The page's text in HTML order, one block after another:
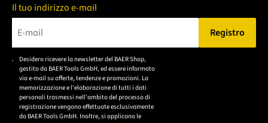
Il tuo indirizzo e-mail
Bitte geben Sie eine gültige E-Mail-Adresse ein.
Registro
Desidero ricevere la newsletter del BAER Shop,
gestito da BAER Tools GmbH, ed essere informato
via e-mail su offerte, tendenze e promozioni. La
memorizzazione e l'elaborazione di tutti i dati
personali trasmessi nell'ambito del processo di
registrazione vengono effettuate esclusivamente
da BAER Tools GmbH. Inoltre, si applicano le